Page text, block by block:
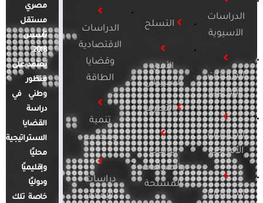
الدراسات
الآسيوية
الدراسات
الأفريقية
الدراسات
الأمريكية
الدراسات
التسلح
الأمن
السيبراني
التطرف
الإرهاب
والصراعات
المسلحة
الدراسات
الاقتصادية
وقضايا
الطاقة
تنمية
ومجتمع
دراسات
الإعلام
مصري
مستقل
تأسس
2018.
يعتمد على
منظور
وطني في
دراسة
القضايا
الاستراتيجية
محليًا
وإقليميًا
ودوليًا
خاصة تلك